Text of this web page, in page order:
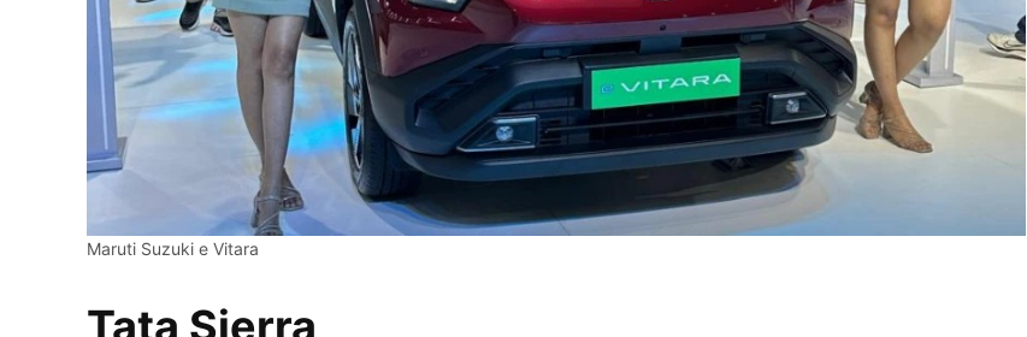
Maruti Suzuki e Vitara
Tata Sierra